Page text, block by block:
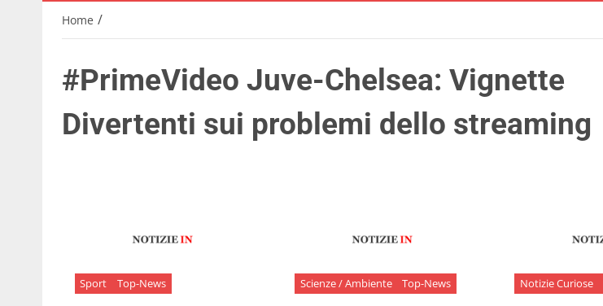
Home /
#PrimeVideo Juve-Chelsea: Vignette
Divertenti sui problemi dello streaming
Sport Top-News Scienze / Ambiente Top-News Notizie Curiose